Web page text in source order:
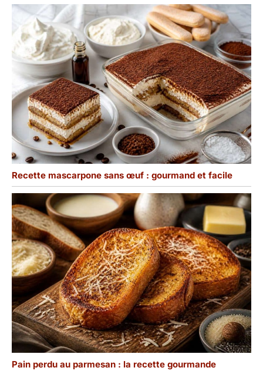
Recette mascarpone sans œuf : gourmand et facile
Pain perdu au parmesan : la recette gourmande